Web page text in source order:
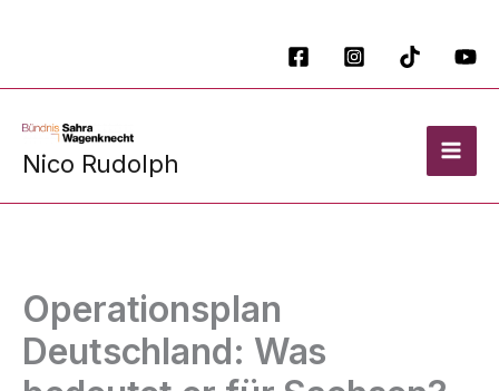
Nico Rudolph
Operationsplan
Deutschland: Was